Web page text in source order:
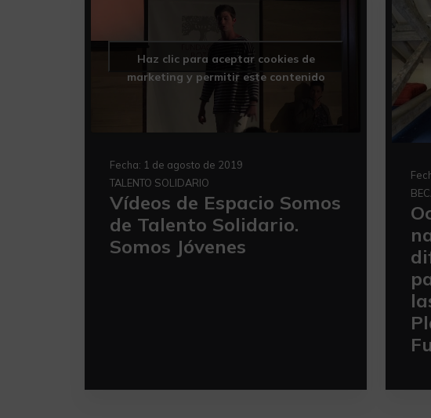
Haz clic para aceptar cookies de
marketing y permitir este contenido
Fecha: 1 de agosto de 2019
TALENTO SOLIDARIO
Vídeos de Espacio Somos
de Talento Solidario.
Somos Jóvenes